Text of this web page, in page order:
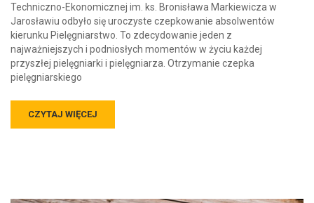
Techniczno-Ekonomicznej im. ks. Bronisława Markiewicza w
Jarosławiu odbyło się uroczyste czepkowanie absolwentów
kierunku Pielęgniarstwo. To zdecydowanie jeden z
najważniejszych i podniosłych momentów w życiu każdej
przyszłej pielęgniarki i pielęgniarza. Otrzymanie czepka
pielęgniarskiego
CZYTAJ WIĘCEJ